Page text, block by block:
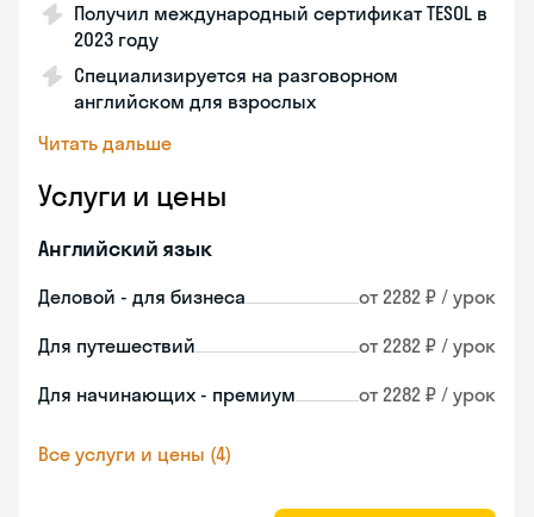
Получил международный сертификат TESOL в
2023 году
Специализируется на разговорном
английском для взрослых
Читать дальше
Услуги и цены
Английский язык
Деловой - для бизнеса от 2282 ₽ / урок
Для путешествий от 2282 ₽ / урок
Для начинающих - премиум от 2282 ₽ / урок
Все услуги и цены (4)